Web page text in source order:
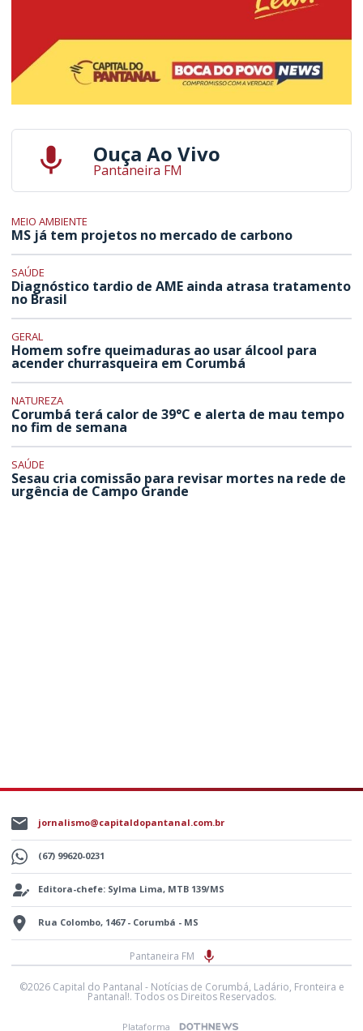
Ouça Ao Vivo
Pantaneira FM
MEIO AMBIENTE
MS já tem projetos no mercado de carbono
SAÚDE
Diagnóstico tardio de AME ainda atrasa tratamento
no Brasil
GERAL
Homem sofre queimaduras ao usar álcool para
acender churrasqueira em Corumbá
NATUREZA
Corumbá terá calor de 39°C e alerta de mau tempo
no fim de semana
SAÚDE
Sesau cria comissão para revisar mortes na rede de
urgência de Campo Grande
jornalismo@capitaldopantanal.com.br
(67) 99620-0231
Editora-chefe: Sylma Lima, MTB 139/MS
Rua Colombo, 1467 - Corumbá - MS
Pantaneira FM
©2026 Capital do Pantanal - Notícias de Corumbá, Ladário, Fronteira e
Pantanal!. Todos os Direitos Reservados.
Plataforma